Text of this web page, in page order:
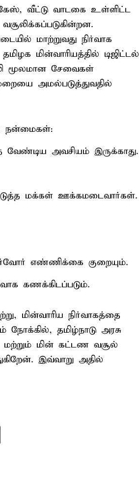
வீட்டு வாடகை உள்ளிட்ட
மாற்றுவது நிர்வாக
மின்வாரியத்தில் டிஜிட்டல்
மூலமான சேவைகள்
அமல்படுத்துவதில்
நன்மைகள்:
அவசியம் இருக்காது.
மக்கள் ஊக்கமடைவார்கள்.
எண்ணிக்கை குறையும்.
கணக்கிடப்படும்.
மின்வாரிய நிர்வாகத்தை
நோக்கில், தமிழ்நாடு அரசு
மற்றும் மின் கட்டண வசூல்
இவ்வாறு அதில்